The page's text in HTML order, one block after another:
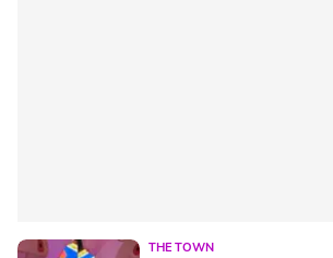
THE TOWN